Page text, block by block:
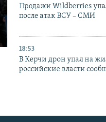
Продажи Wildberries
после атак ВСУ – СМИ
18:53
В Керчи дрон упал на
российские власти